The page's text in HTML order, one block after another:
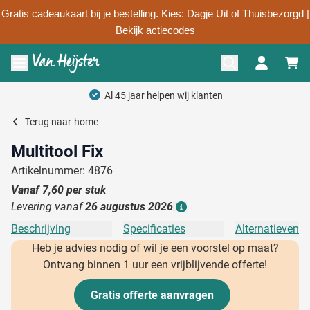
Gratis cadeaukaart bij je bestelling. Kies: Dagje Uit of Thuisbezorgd |
Bekijk actiecodes
Ga naar de inhoud
Menu openen
Al 45 jaar helpen wij klanten
Terug naar home
Multitool Fix
Artikelnummer: 4876
Vanaf 7,60 per stuk
Levering vanaf26 augustus 2026
Beschrijving Specificaties
Alternatieven
Heb je advies nodig of wil je een voorstel op maat?
Ontvang binnen 1 uur een vrijblijvende offerte!
Gratis offerte aanvragen